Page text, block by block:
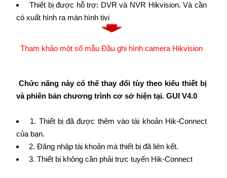
Thiết bị được hỗ trợ: DVR và NVR Hikvision. Và cần
có xuất hình ra màn hình tivi
Tham khảo một số mẫu Đầu ghi hình camera Hikvision
Chức năng này có thể thay đổi tùy theo kiểu thiết bị
và phiên bản chương trình cơ sở hiện tại. GUI V4.0
1. Thiết bị đã được thêm vào tài khoản Hik-Connect
của bạn.
2. Đăng nhập tài khoản mà thiết bị đã liên kết.
3. Thiết bị không cần phải trực tuyến Hik-Connect